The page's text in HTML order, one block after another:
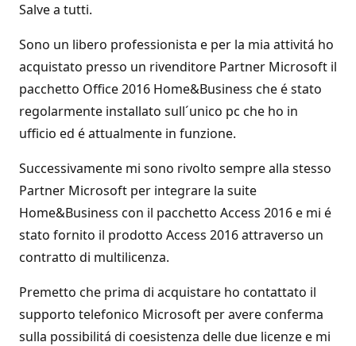
Salve a tutti.
Sono un libero professionista e per la mia attivitá ho
acquistato presso un rivenditore Partner Microsoft il
pacchetto Office 2016 Home&Business che é stato
regolarmente installato sull´unico pc che ho in
ufficio ed é attualmente in funzione.
Successivamente mi sono rivolto sempre alla stesso
Partner Microsoft per integrare la suite
Home&Business con il pacchetto Access 2016 e mi é
stato fornito il prodotto Access 2016 attraverso un
contratto di multilicenza.
Premetto che prima di acquistare ho contattato il
supporto telefonico Microsoft per avere conferma
sulla possibilitá di coesistenza delle due licenze e mi